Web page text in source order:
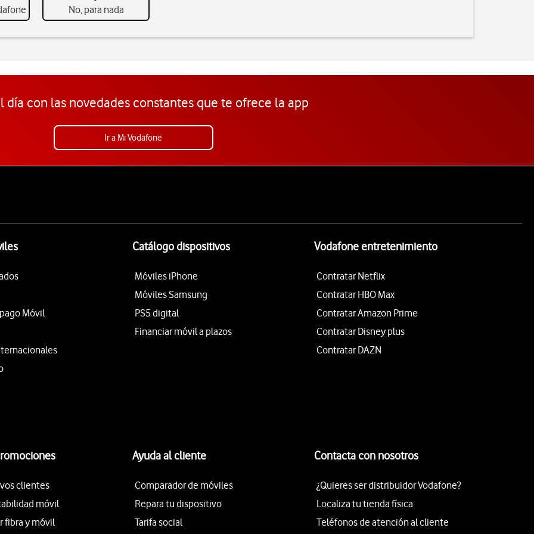
No, para nada
día con las novedades constantes que te ofrece la app
Ir a Mi Vodafone
Móvil
Catálogo dispositivos
Móviles iPhone
Móviles Samsung
PS5 digital
Financiar móvil a plazos
Vodafone entretenimiento
Contratar Netflix
Contratar HBO Max
Contratar Amazon Prime
Contratar Disney plus
Contratar DAZN
clientes
móvil
fibra y móvil
Ayuda al cliente
Comparador de móviles
Repara tu dispositivo
Tarifa social
Contacta con nosotros
¿Quieres ser distribuidor Vodafone?
Localiza tu tienda física
Teléfonos de atención al cliente